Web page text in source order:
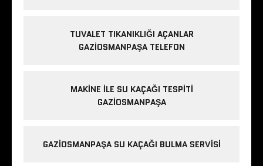
TUVALET TIKANIKLIĞI AÇANLAR
GAZIOSMANPAŞA TELEFON
MAKINE ILE SU KAÇAĞI TESPITI
GAZIOSMANPAŞA
GAZIOSMANPAŞA SU KAÇAĞI BULMA SERVISI